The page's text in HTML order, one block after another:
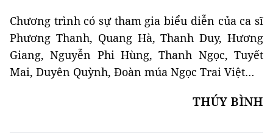
Chương trình có sự tham gia biểu diễn của ca sĩ
Phương Thanh, Quang Hà, Thanh Duy, Hương
Giang, Nguyễn Phi Hùng, Thanh Ngọc, Tuyết
Mai, Duyên Quỳnh, Đoàn múa Ngọc Trai Việt…
THÚY BÌNH